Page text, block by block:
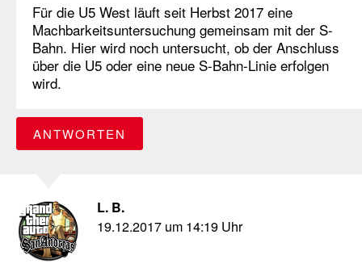
Für die U5 West läuft seit Herbst 2017 eine
Machbarkeitsuntersuchung gemeinsam mit der S-
Bahn. Hier wird noch untersucht, ob der Anschluss
über die U5 oder eine neue S-Bahn-Linie erfolgen
wird.
ANTWORTEN
L. B.
19.12.2017 um 14:19 Uhr